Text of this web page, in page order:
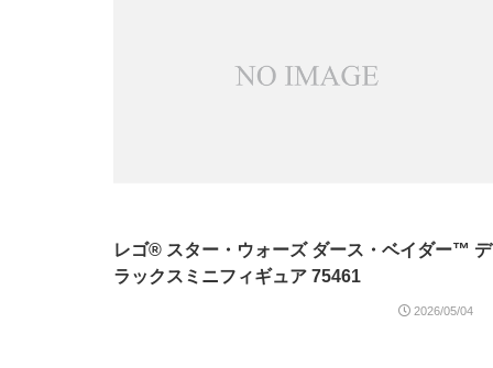
レゴ® スター・ウォーズ ダース・ベイダー™ デ
ラックスミニフィギュア 75461
2026/05/04